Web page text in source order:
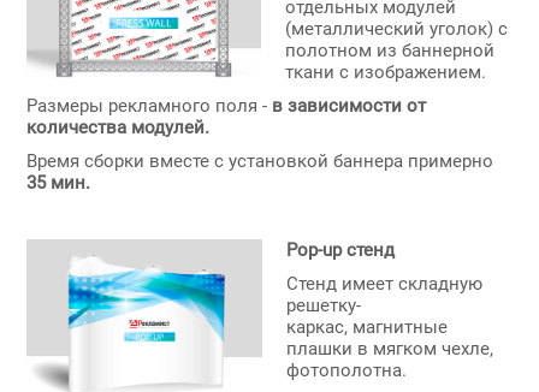
отдельных модулей
(металлический уголок) с
полотном из баннерной
ткани с изображением.
Размеры рекламного поля - в зависимости от
количества модулей.
Время сборки вместе с установкой баннера примерно
35 мин.
Pop-up стенд
Стенд имеет складную
решетку-
каркас, магнитные
плашки в мягком чехле,
фотополотна.